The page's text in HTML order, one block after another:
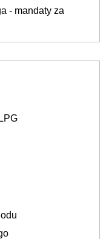
- mandaty za